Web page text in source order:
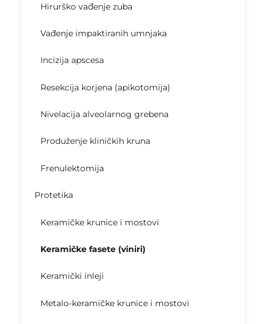
Hirurško vađenje zuba
Vađenje impaktiranih umnjaka
Incizija apscesa
Resekcija korjena (apikotomija)
Nivelacija alveolarnog grebena
Produženje kliničkih kruna
Frenulektomija
Protetika
Keramičke krunice i mostovi
Keramičke fasete (viniri)
Keramički inleji
Metalo-keramičke krunice i mostovi